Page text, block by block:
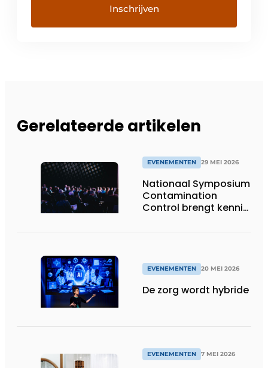
Gerelateerde artikelen
EVENEMENTEN 29 MEI 2026
Nationaal Symposium
Contamination
Control brengt kennis,
EVENEMENTEN 20 MEI 2026
De zorg wordt hybride
EVENEMENTEN 7 MEI 2026